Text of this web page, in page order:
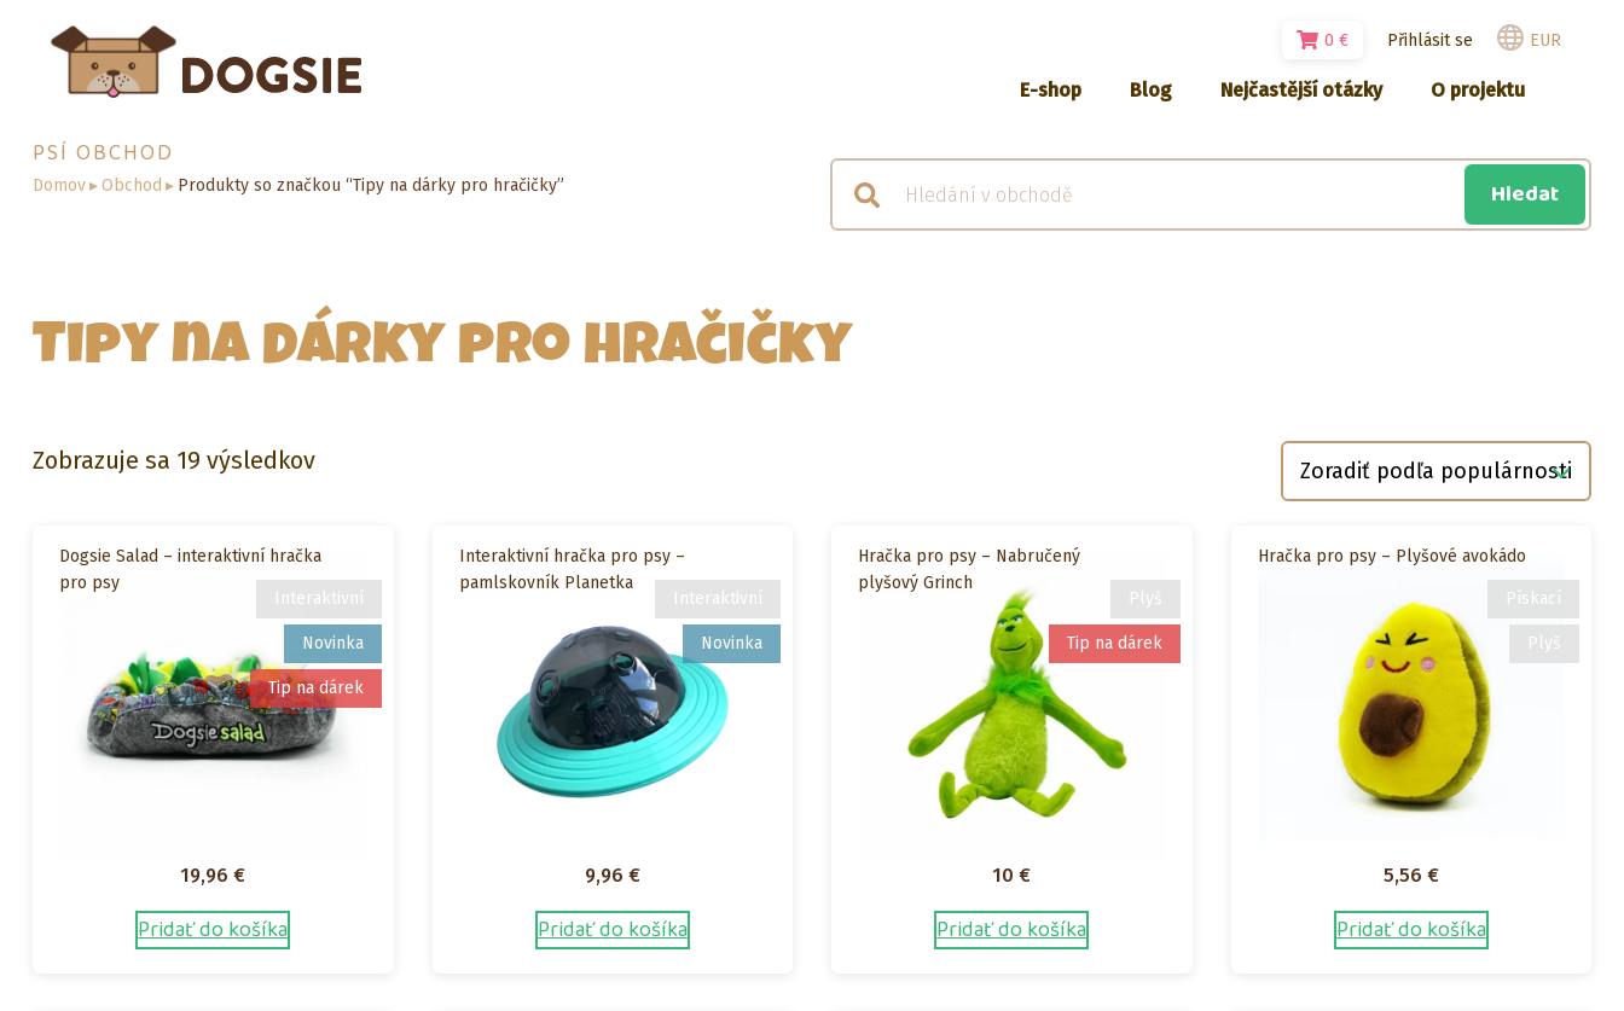
E-shop Blog Nejčastější otázky O projektu
0 € Přihlásit se EUR
PSÍ OBCHOD
Domov▸Obchod ▸ Produkty so značkou “Tipy na dárky pro hračičky”
Tipy na dárky pro hračičky
Zobrazuje sa 19 výsledkovZoradené
Interaktivní
Novinka
Tip na dárek
Dogsie Salad – interaktivní hračka
pro psy
19,96€
Pridať do košíka
Interaktivní
Novinka
Interaktivní hračka pro psy –
pamlskovník Planetka
9,96 €
Pridať do košíka
Plyš
Tip na dárek
Hračka pro psy – Nabručený
plyšový Grinch
10€
Pridať do košíka
Pískací
Plyš
Hračka pro psy – Plyšové avokádo
5,56 €
Pridať do košíka